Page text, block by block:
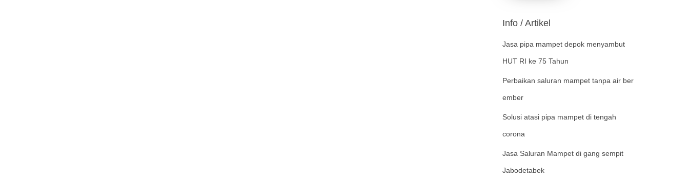
Info / Artikel
Jasa pipa mampet depok menyambut
HUT RI ke 75 Tahun
Perbaikan saluran mampet tanpa air ber
ember
Solusi atasi pipa mampet di tengah
corona
Jasa Saluran Mampet di gang sempit
Jabodetabek